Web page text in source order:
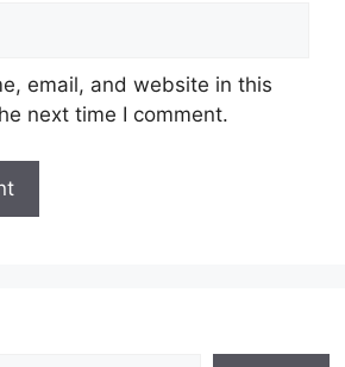
email, and website in this
next time I comment.